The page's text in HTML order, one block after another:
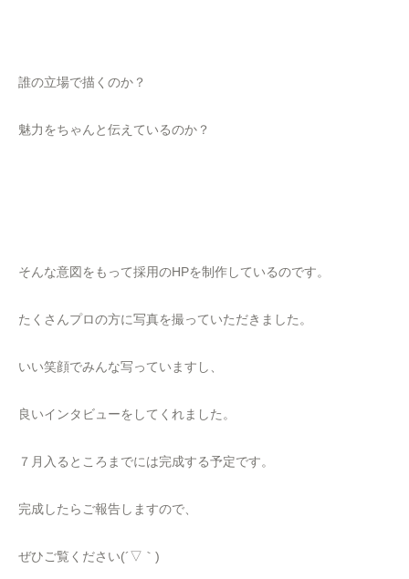
誰の立場で描くのか？
魅力をちゃんと伝えているのか？
そんな意図をもって採用のHPを制作しているのです。
たくさんプロの方に写真を撮っていただきました。
いい笑顔でみんな写っていますし、
良いインタビューをしてくれました。
７月入るところまでには完成する予定です。
完成したらご報告しますので、
ぜひご覧ください(´▽｀)